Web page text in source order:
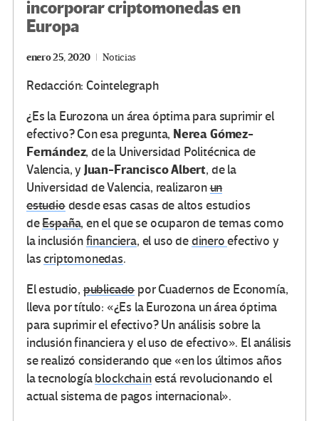
incorporar criptomonedas en
Europa
enero 25, 2020 Noticias
Redacción: Cointelegraph
¿Es la Eurozona un área óptima para suprimir el
efectivo? Con esa pregunta, Nerea Gómez-
Fernández, de la Universidad Politécnica de
Valencia, yJuan-Francisco Albert, de la
Universidad de Valencia, realizaronun
estudiodesde esas casas de altos estudios
deEspaña, en el que se ocuparon de temas como
la inclusiónfinanciera, el uso dedineroefectivo y
lascriptomonedas.
El estudio,publicadopor Cuadernos de Economía,
lleva por título: «¿Es la Eurozona un área óptima
para suprimir el efectivo? Un análisis sobre la
inclusión financiera y el uso de efectivo». El análisis
se realizó considerando que «en los últimos años
la tecnologíablockchainestá revolucionando el
actual sistema de pagos internacional».